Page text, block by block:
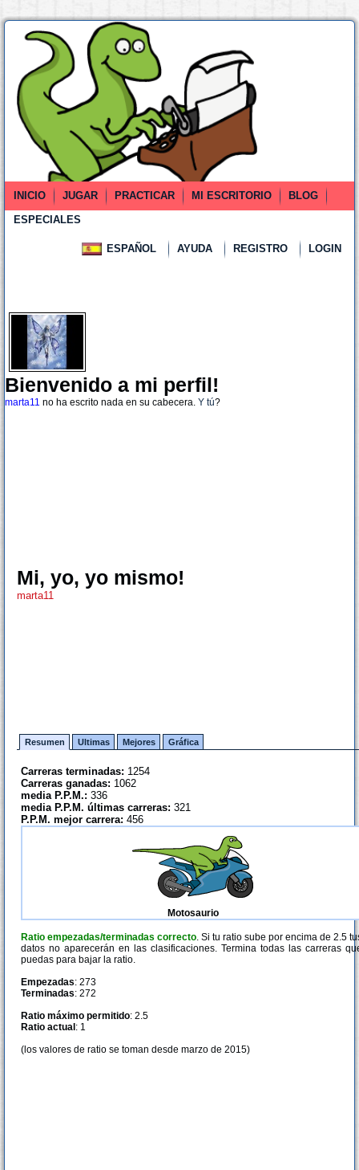
INICIO JUGAR PRACTICAR MI ESCRITORIO
BLOG
ESPECIALES
ESPAÑOL AYUDA REGISTRO LOGIN
Bienvenido a mi perfil!
marta11 no ha escrito nada en su cabecera. Y tú?
Mi, yo, yo mismo!
marta11
Resumen Ultimas Mejores Gráfica
Carreras terminadas: 1254
Carreras ganadas: 1062
media P.P.M.: 336
media P.P.M. últimas carreras: 321
P.P.M. mejor carrera: 456
Motosaurio
Ratio empezadas/terminadas correcto. Si tu ratio sube por encima de 2.5
datos no aparecerán en las clasificaciones. Termina todas las carreras
puedas para bajar la ratio.
Empezadas: 273
Terminadas: 272
Ratio máximo permitido: 2.5
Ratio actual : 1
(los valores de ratio se toman desde marzo de 2015)